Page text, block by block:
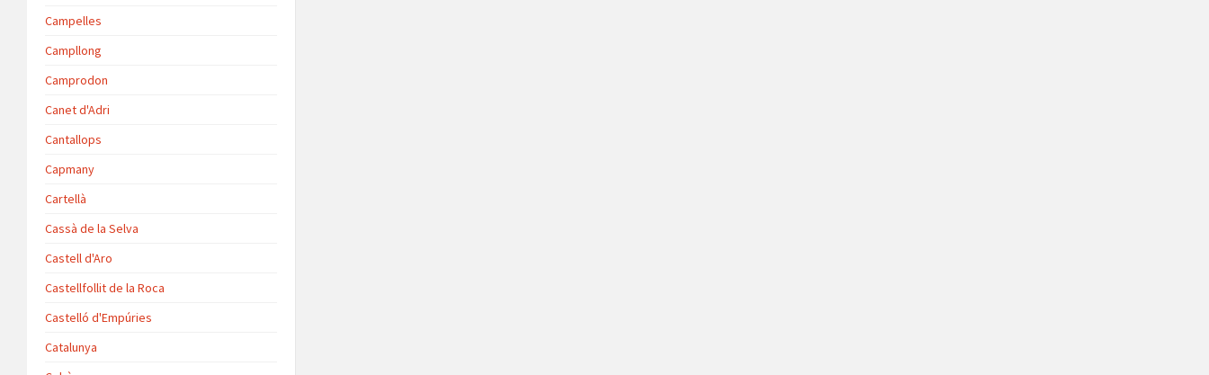
Campelles
Campllong
Camprodon
Canet d'Adri
Cantallops
Capmany
Cartellà
Cassà de la Selva
Castell d'Aro
Castellfollit de la Roca
Castelló d'Empúries
Catalunya